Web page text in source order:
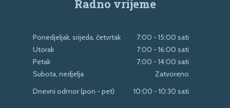
Radno vrijeme
Ponedjeljak, srijeda, četvrtak
7:00 - 15:00 sati
Utorak
7:00 - 16:00 sati
Petak
7:00 - 14:00 sati
Subota, nedjelja
Zatvoreno
Dnevni odmor (pon - pet)
10:00 - 10:30 sati